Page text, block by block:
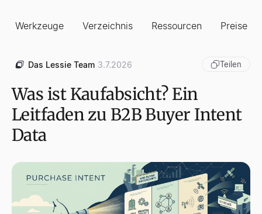
Werkzeuge Verzeichnis Ressourcen Preise
Das Lessie Team 3.7.2026 Teilen
Was ist Kaufabsicht? Ein
Leitfaden zu B2B Buyer Intent
Data